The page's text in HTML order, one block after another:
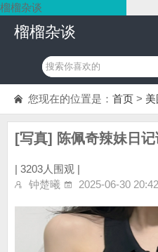
榴榴杂谈
榴榴杂谈
您现在的位置是： 首页 >
[写真] 陈佩奇辣妹日
| 3203人围观 |
钟楚曦
2025-06-30